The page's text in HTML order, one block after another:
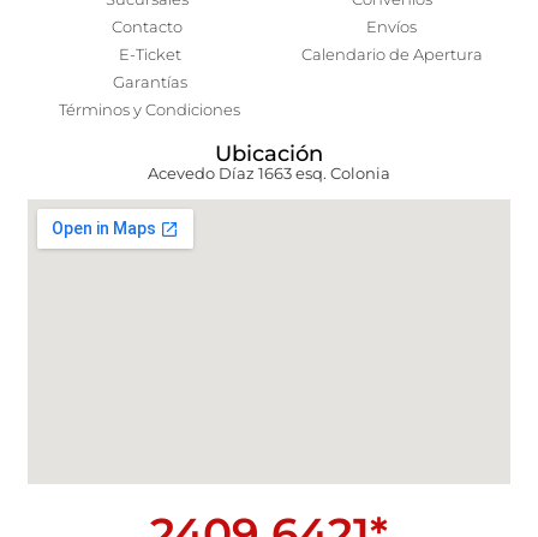
Contacto
E-Ticket
Garantías
Términos y Condiciones
Envíos
Calendario de Apertura
Ubicación
Acevedo Díaz 1663 esq. Colonia